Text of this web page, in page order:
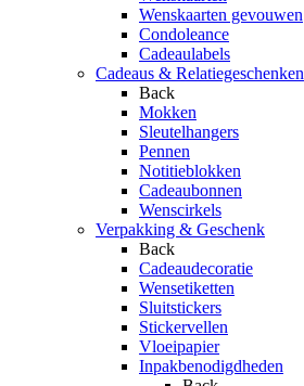
Wenskaarten gevouwen
Condoleance
Cadeaulabels
Cadeaus & Relatiegeschenken
Back
Mokken
Sleutelhangers
Pennen
Notitieblokken
Cadeaubonnen
Wenscirkels
Verpakking & Geschenk
Back
Cadeaudecoratie
Wensetiketten
Sluitstickers
Stickervellen
Vloeipapier
Inpakbenodigdheden